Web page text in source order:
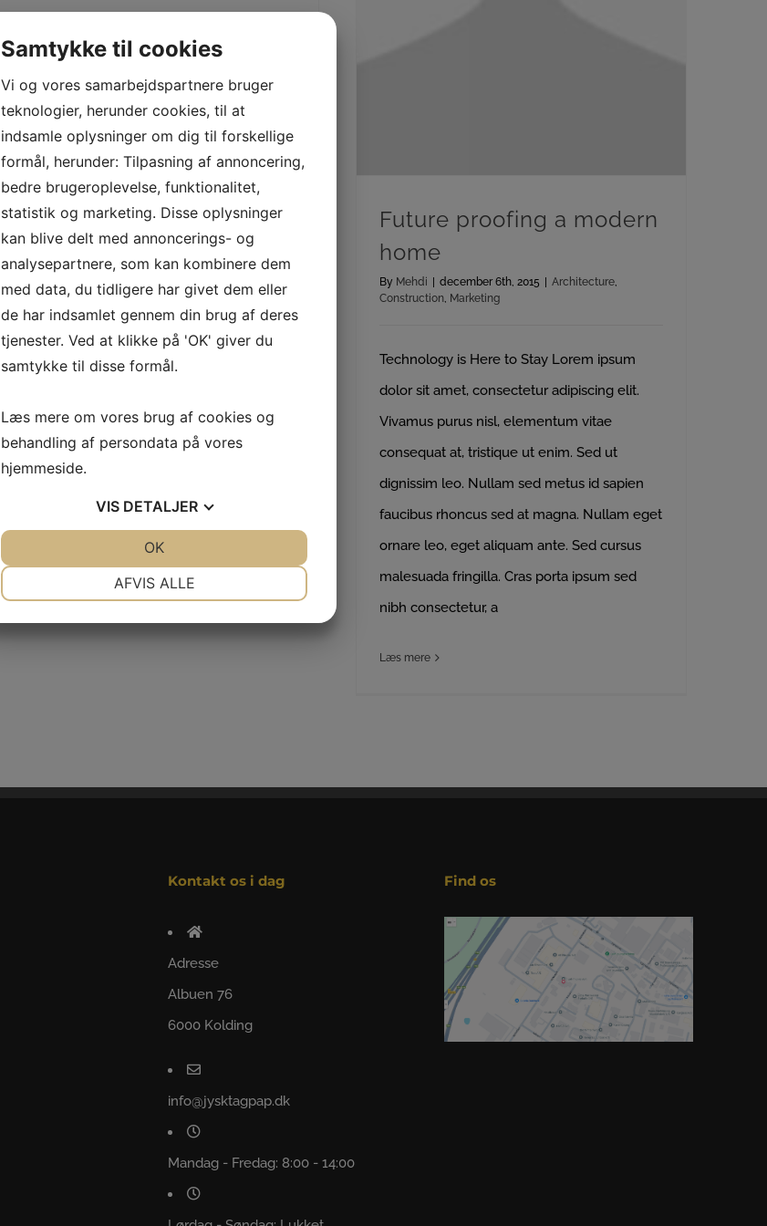
Construction Projects
ByMehdi | december 7th, 2015 | Architecture,
Construction
Engineering
Technology is Here to Stay Lorem ipsum
dolor sit amet, consectetur adipiscing elit.
Vivamus purus nisl, elementum vitae
consequat at, tristique ut enim. Sed ut
dignissim leo. Nullam sed metus id sapien
faucibus rhoncus sed at magna. Nullam eget
ornare leo, eget aliquam ante. Sed cursus
nibh consectetur, a
Læs mere
Future proofing a modern
home
By Mehdi december 6th, 2015 Architecture,
Construction, Marketing
Technology is Here to Stay Lorem ipsum
dolor sit amet, consectetur adipiscing elit.
Vivamus purus nisl, elementum vitae
consequat at, tristique ut enim. Sed ut
dignissim leo. Nullam sed metus id sapien
faucibus rhoncus sed at magna. Nullam eget
ornare leo, eget aliquam ante. Sed cursus
malesuada fringilla. Cras porta ipsum sed
nibh consectetur, a
Læs mere
Kontakt os i dag
Adresse
Albuen 76
6000 Kolding
info@jysktagpap.dk
Mandag - Fredag: 8:00 - 14:00
Find os
Samtykke til cookies
Vi og vores samarbejdspartnere bruger
teknologier, herunder cookies, til at
indsamle oplysninger om dig til forskellige
formål, herunder: Tilpasning af annoncering,
bedre brugeroplevelse, funktionalitet,
statistik og marketing. Disse oplysninger
kan blive delt med annoncerings- og
analysepartnere, som kan kombinere dem
med data, du tidligere har givet dem eller
de har indsamlet gennem din brug af deres
tjenester. Ved at klikke på 'OK' giver du
samtykke til disse formål.
Læs mere om vores brug af cookies og
behandling af persondata på vores
hjemmeside.
VIS DETALJER
AFVIS ALLE
OK